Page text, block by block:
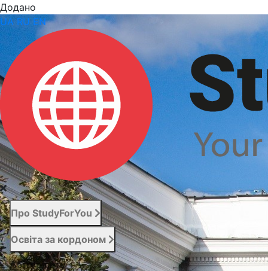
Додано
UA RU EN
Про StudyForYou
Освіта за кордоном
Абітурієнту